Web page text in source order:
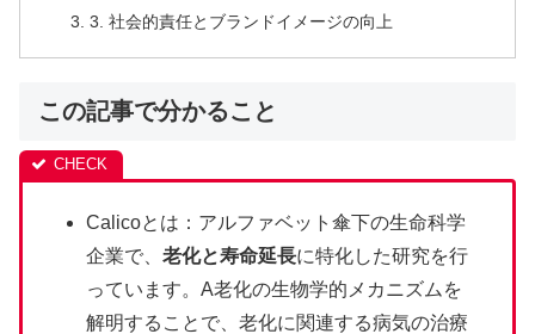
3. 社会的責任とブランドイメージの向上
この記事で分かること
Calicoとは：アルファベット傘下の生命科学
企業で、老化と寿命延長に特化した研究を行
っています。A老化の生物学的メカニズムを
解明することで、老化に関連する病気の治療